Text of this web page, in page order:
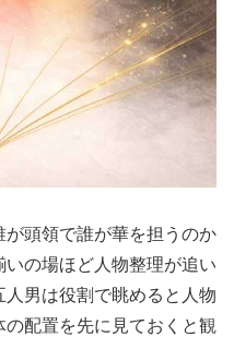
頭領で誰が華を担うのか
の場ほど人物整理が追い
男は役割で眺めると人物
配置を先に見ておくと観